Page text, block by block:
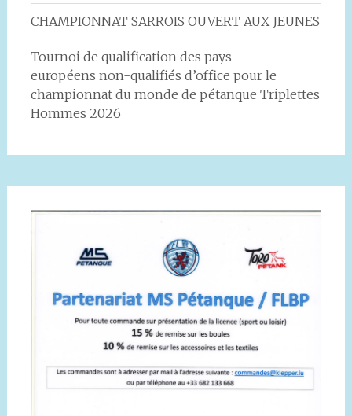
CHAMPIONNAT SARROIS OUVERT AUX JEUNES
Tournoi de qualification des pays
européens non-qualifiés d’office pour le
championnat du monde de pétanque Triplettes
Hommes 2026